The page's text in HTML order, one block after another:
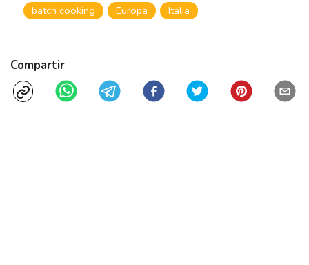
batch cooking
Europa Italia
Compartir